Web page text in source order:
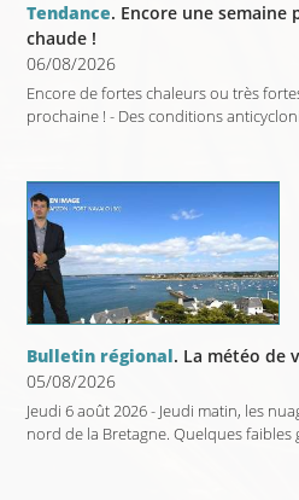
Tendance. Encore une semaine
chaude !
06/08/2026
Encore de fortes chaleurs ou très
prochaine ! - Des conditions
Bulletin régional. La météo de
05/08/2026
Jeudi 6 août 2026 - Jeudi matin, les
nord de la Bretagne. Quelques